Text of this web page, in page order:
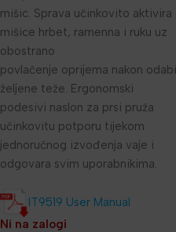
mišic. Sprava učinkovito aktivira
mišice hrbet, ramenna i ruku uz
obostrano
povlačenje oprijema nakon
željene teže. Ergonomski
podesivi naslon za prsi pruža
učinkovitu potporu tijekom
jednoručnog izvođenja vaje i
odgovara svim uporabnikima.
IT9519 User Manual
Ni na zalogi